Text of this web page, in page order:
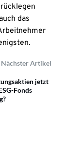
das
Nächster Artikel
jetzt
Fonds